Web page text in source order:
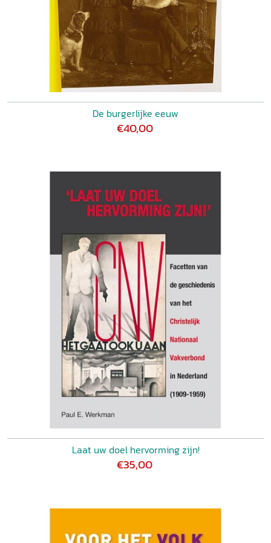
De burgerlijke eeuw
€40,00
Laat uw doel hervorming zijn!
€35,00